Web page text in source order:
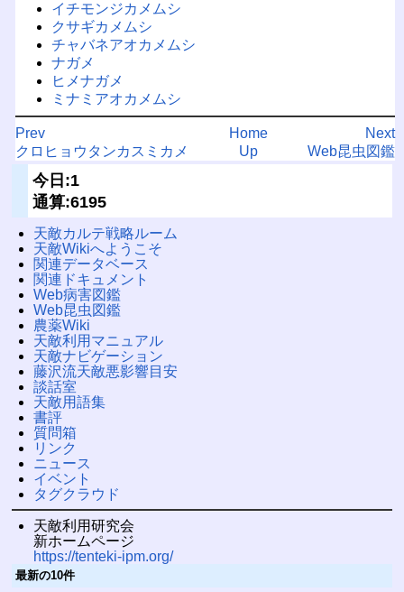
イチモンジカメムシ
クサギカメムシ
チャバネアオカメムシ
ナガメ
ヒメナガメ
ミナミアオカメムシ
Prev
クロヒョウタンカスミカメ
Next
Web昆虫図鑑
Home
Up
今日:1
通算:6195
天敵カルテ戦略ルーム
天敵Wikiへようこそ
関連データベース
関連ドキュメント
Web病害図鑑
Web昆虫図鑑
農薬Wiki
天敵利用マニュアル
天敵ナビゲーション
藤沢流天敵悪影響目安
談話室
天敵用語集
書評
質問箱
リンク
ニュース
イベント
タグクラウド
天敵利用研究会
新ホームページ
https://tenteki-ipm.org/
最新の10件